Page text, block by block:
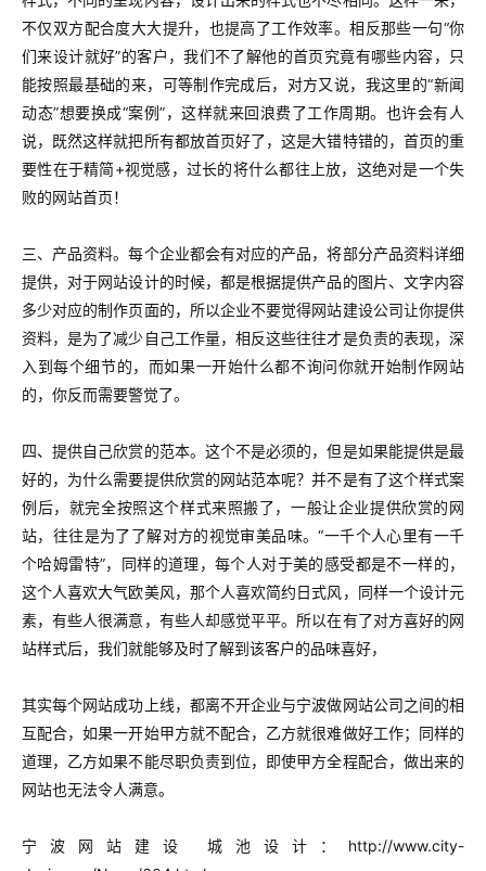
不仅双方配合度大大提升，也提高了工作效率。相反那些一句“你
们来设计就好”的客户，我们不了解他的首页究竟有哪些内容，只
能按照最基础的来，可等制作完成后，对方又说，我这里的“新闻
动态”想要换成“案例”，这样就来回浪费了工作周期。也许会有人
说，既然这样就把所有都放首页好了，这是大错特错的，首页的重
要性在于精简+视觉感，过长的将什么都往上放，这绝对是一个失
败的网站首页！
三、产品资料。每个企业都会有对应的产品，将部分产品资料详细
提供，对于网站设计的时候，都是根据提供产品的图片、文字内容
多少对应的制作页面的，所以企业不要觉得网站建设公司让你提供
资料，是为了减少自己工作量，相反这些往往才是负责的表现，深
入到每个细节的，而如果一开始什么都不询问你就开始制作网站
的，你反而需要警觉了。
四、提供自己欣赏的范本。这个不是必须的，但是如果能提供是最
好的，为什么需要提供欣赏的网站范本呢？并不是有了这个样式案
例后，就完全按照这个样式来照搬了，一般让企业提供欣赏的网
站，往往是为了了解对方的视觉审美品味。“一千个人心里有一千
个哈姆雷特”，同样的道理，每个人对于美的感受都是不一样的，
这个人喜欢大气欧美风，那个人喜欢简约日式风，同样一个设计元
素，有些人很满意，有些人却感觉平平。所以在有了对方喜好的网
站样式后，我们就能够及时了解到该客户的品味喜好，
其实每个网站成功上线，都离不开企业与宁波做网站公司之间的相
互配合，如果一开始甲方就不配合，乙方就很难做好工作；同样的
道理，乙方如果不能尽职负责到位，即使甲方全程配合，做出来的
网站也无法令人满意。
宁波网站建设 城池设计： http://www.city-